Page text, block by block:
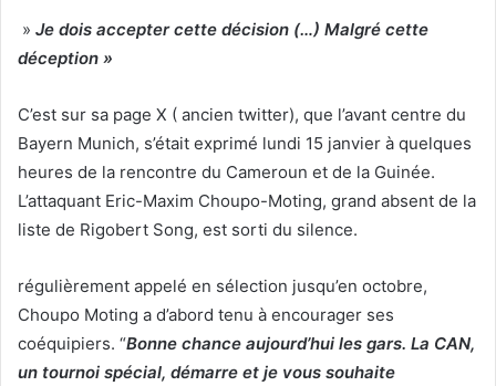
e
» Je dois accepter cette décision (…) Malgré cette
déception »
C’est sur sa page X ( ancien twitter), que l’avant centre du
Bayern Munich, s’était exprimé lundi 15 janvier à quelques
heures de la rencontre du Cameroun et de la Guinée.
L’attaquant Eric-Maxim Choupo-Moting, grand absent de la
liste de Rigobert Song, est sorti du silence.
régulièrement appelé en sélection jusqu’en octobre,
Choupo Moting a d’abord tenu à encourager ses
coéquipiers. “Bonne chance aujourd’hui les gars. La CAN,
un tournoi spécial, démarre et je vous souhaite